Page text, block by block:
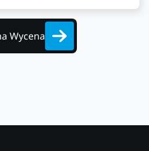
Wycena